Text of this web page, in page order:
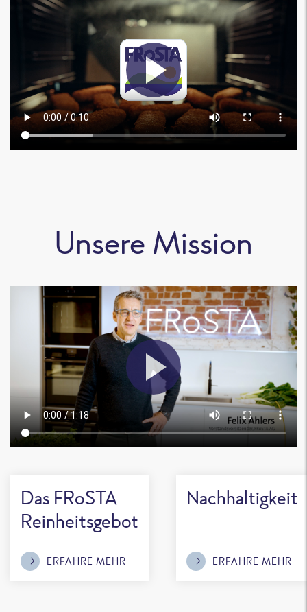
Unsere Mission
Das FRoSTA
Reinheitsgebot
ERFAHRE MEHR
Nachhaltigkeit
ERFAHRE MEHR